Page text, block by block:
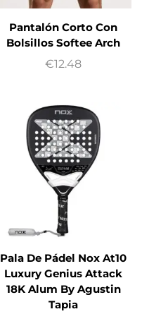
Pantalón Corto Con
Bolsillos Softee Arch
€12.48
Pala De Pádel Nox At10
Luxury Genius Attack
18K Alum By Agustin
Tapia